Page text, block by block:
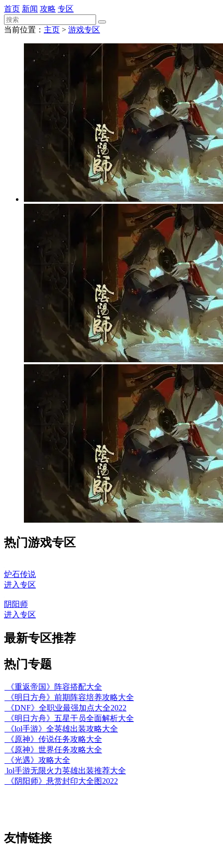
首页 新闻 攻略 专区
当前位置： 主页 > 游戏专区
热门游戏专区
炉石传说
进入专区
阴阳师
进入专区
最新专区推荐
热门专题
《重返帝国》阵容搭配大全
《明日方舟》前期阵容培养攻略大全
《DNF》全职业最强加点大全2022
《明日方舟》五星干员全面解析大全
《lol手游》全英雄出装攻略大全
《原神》传说任务攻略大全
《原神》世界任务攻略大全
《光遇》攻略大全
lol手游无限火力英雄出装推荐大全
《阴阳师》悬赏封印大全图2022
友情链接